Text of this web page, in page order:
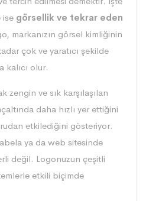
ise görsellik ve tekrar eden
markanızın görsel kimliğinin
çok ve yaratıcı şekilde
kalıcı olur.
zengin ve sık karşılaşılan
daha hızlı yer ettiğini
etkilediğini gösteriyor.
ya da web sitesinde
değil. Logonuzun çeşitli
etkili biçimde